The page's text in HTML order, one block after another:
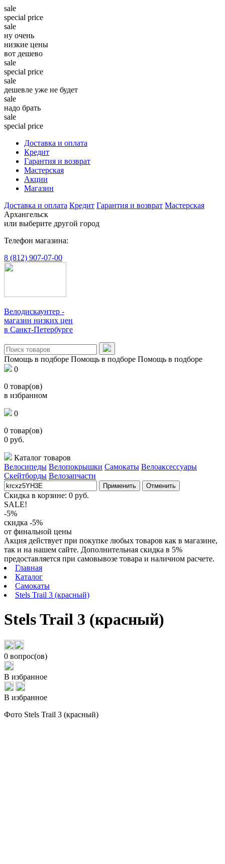
sale
special price
sale
ну очень
низкие цены
вот дешево
sale
special price
sale
дешевле уже не будет
sale
надо брать
sale
special price
Доставка и оплата
Кредит
Гарантия и возврат
Мастерская
Акции
Магазин
Доставка и оплата Кредит Гарантия и возврат Мастерская
Архангельск
или выберите другой город
Телефон магазина:
8 (812) 907-07-00
Велодискаунтер -
магазин низких цен
в Санкт-Петербурге
Помощь в подборе Помощь в подборе Помощь в подборе
0
0 товар(ов)
в избранном
0
0 товар(ов)
0 руб.
Каталог товаров
Велосипеды Велопокрышки Самокаты Велоаксессуары
Скейтборды Велозапчасти
Применить Отменить
Скидка в корзине: 0 руб.
SALE!
-5%
скидка -5%
от финальной цены
Акция действует при покупке любых товаров как в магазине,
так и на нашем сайте. Дополнительная скидка в 5%
предоставляется при самовывозе товара и наличном расчете.
Главная
Каталог
Самокаты
Stels Trail 3 (красный)
Stels Trail 3 (красный)
0 вопрос(ов)
В избранное
В избранное
Фото Stels Trail 3 (красный)